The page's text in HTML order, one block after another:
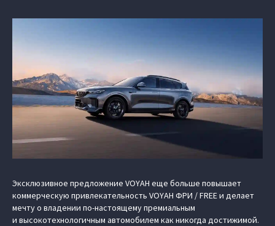
Эксклюзивное предложение VOYAH еще больше повышает
коммерческую привлекательность VOYAH ФРИ / FREE и делает
мечту о владении по-настоящему премиальным
и высокотехнологичным автомобилем как никогда достижимой.